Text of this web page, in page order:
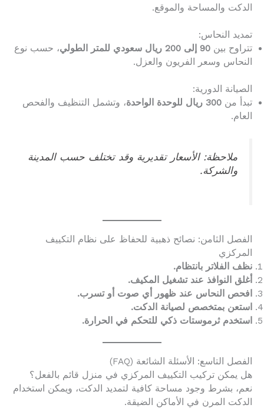
الدكت والمساحة والموقع.
تمديد النحاس:
تتراوح بين 90 إلى 200 ريال سعودي للمتر الطولي
، حسب نوع
النحاس وسعر الفريون والعزل.
الصيانة الدورية:
تبدأ من 300 ريال للوحدة الواحدة
، وتشمل التنظيف والفحص
العام.
ملاحظة: الأسعار تقديرية وقد تختلف حسب المدينة
والشركة.
الفصل الثامن: نصائح ذهبية للحفاظ على نظام التكييف
المركزي
نظف الفلاتر بانتظام.
أغلق النوافذ عند تشغيل المكيف.
افحص النحاس عند ظهور أي صوت أو تسرب.
استعن بمتخصص لصيانة الدكت.
استخدم ثرموستات ذكي للتحكم في الحرارة.
الفصل التاسع: الأسئلة الشائعة (FAQ)
هل يمكن تركيب التكييف المركزي في منزل قائم بالفعل؟
نعم، بشرط وجود مساحة كافية لتمديد الدكت، ويمكن استخدام
الدكت المرن في الأماكن الضيقة.